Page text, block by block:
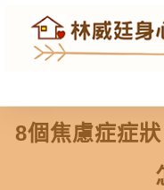
8個焦慮症症